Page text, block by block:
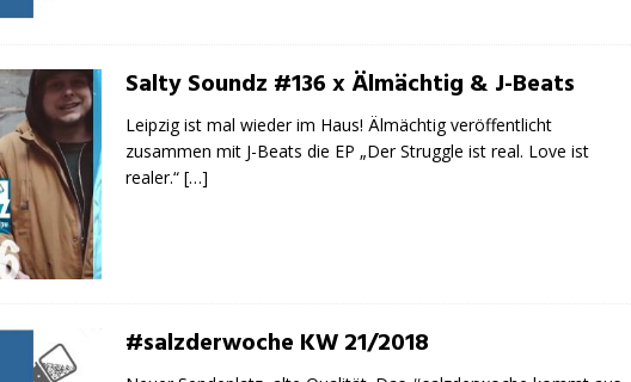
Salty Soundz #136 x Älmächtig & J-Beats
Leipzig ist mal wieder im Haus! Älmächtig veröffentlicht
zusammen mit J-Beats die EP „Der Struggle ist real. Love ist
realer.“ […]
#salzderwoche KW 21/2018